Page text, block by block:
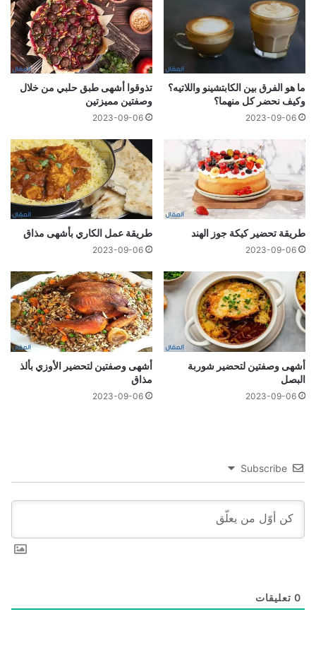
ما هو الفرق بین الكابتشینو واللاتیه؟
وكيف نحضر كل منهما؟
2023-09-06
تذوقوا أشهى طبق حلبي من خلال
وصفتين مميزتين
2023-09-06
طريقة تحضير كيكة جوز الهند
2023-09-06
طريقة عمل الكاري بأشهى مذاق
2023-09-06
أشهى وصفتين لتحضير شوربة
البصل
2023-09-06
أشهى وصفتين لتحضير الأوزي بألذ
مذاق
2023-09-06
Subscribe
0 تعليقات